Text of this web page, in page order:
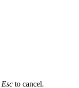
Esc to cancel.